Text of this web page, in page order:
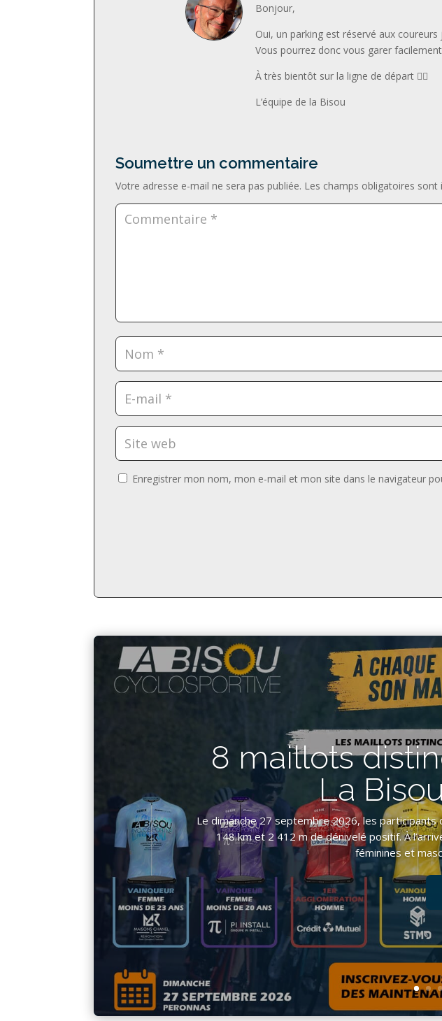
Bonjour,
Oui, un parking est réservé aux
Vous pourrez donc vous garer
À très bientôt sur la ligne de départ 🚴‍♂️
L’équipe de la Bisou
Soumettre un commentaire
Votre adresse e-mail ne sera pas publiée. Les champs obligatoires
Enregistrer mon nom, mon e-mail et mon site dans le navigateur
8 maillots
La
Le dimanche 27 septembre 2026, les participants
148 km et 2 412 m de dénivelé positif. À
féminines et